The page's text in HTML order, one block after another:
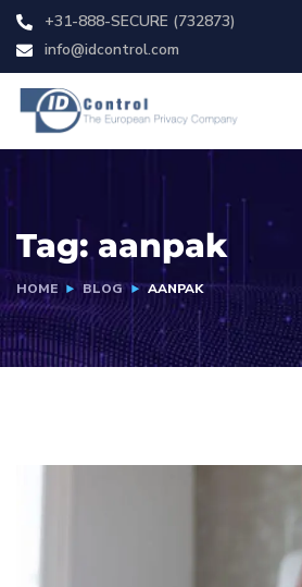
+31-888-SECURE (732873)
info@idcontrol.com
Tag: aanpak
HOME BLOG AANPAK